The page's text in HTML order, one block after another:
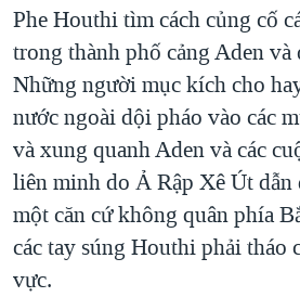
BÊN KIA QUỐC LỘ: TIẾNG VỌNG
QUAN HỆ VIỆT MỸ
Phe Houthi tìm cách củng cố
trong thành phố cảng Aden và
Những người mục kích cho
nước ngoài dội pháo vào các
và xung quanh Aden và các
liên minh do Ả Rập Xê Út dẫn
một căn cứ không quân phía
các tay súng Houthi phải tháo
vực.